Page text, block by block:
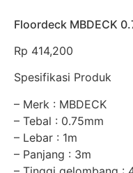
Floordeck MBDECK
Rp 414,200
Spesifikasi Produk
– Merk : MBDECK
– Tebal : 0.75mm
– Lebar : 1m
– Panjang : 3m